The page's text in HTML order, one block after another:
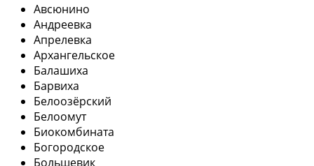
Авсюнино
Андреевка
Апрелевка
Архангельское
Балашиха
Барвиха
Белоозёрский
Белоомут
Биокомбината
Богородское
Большевик